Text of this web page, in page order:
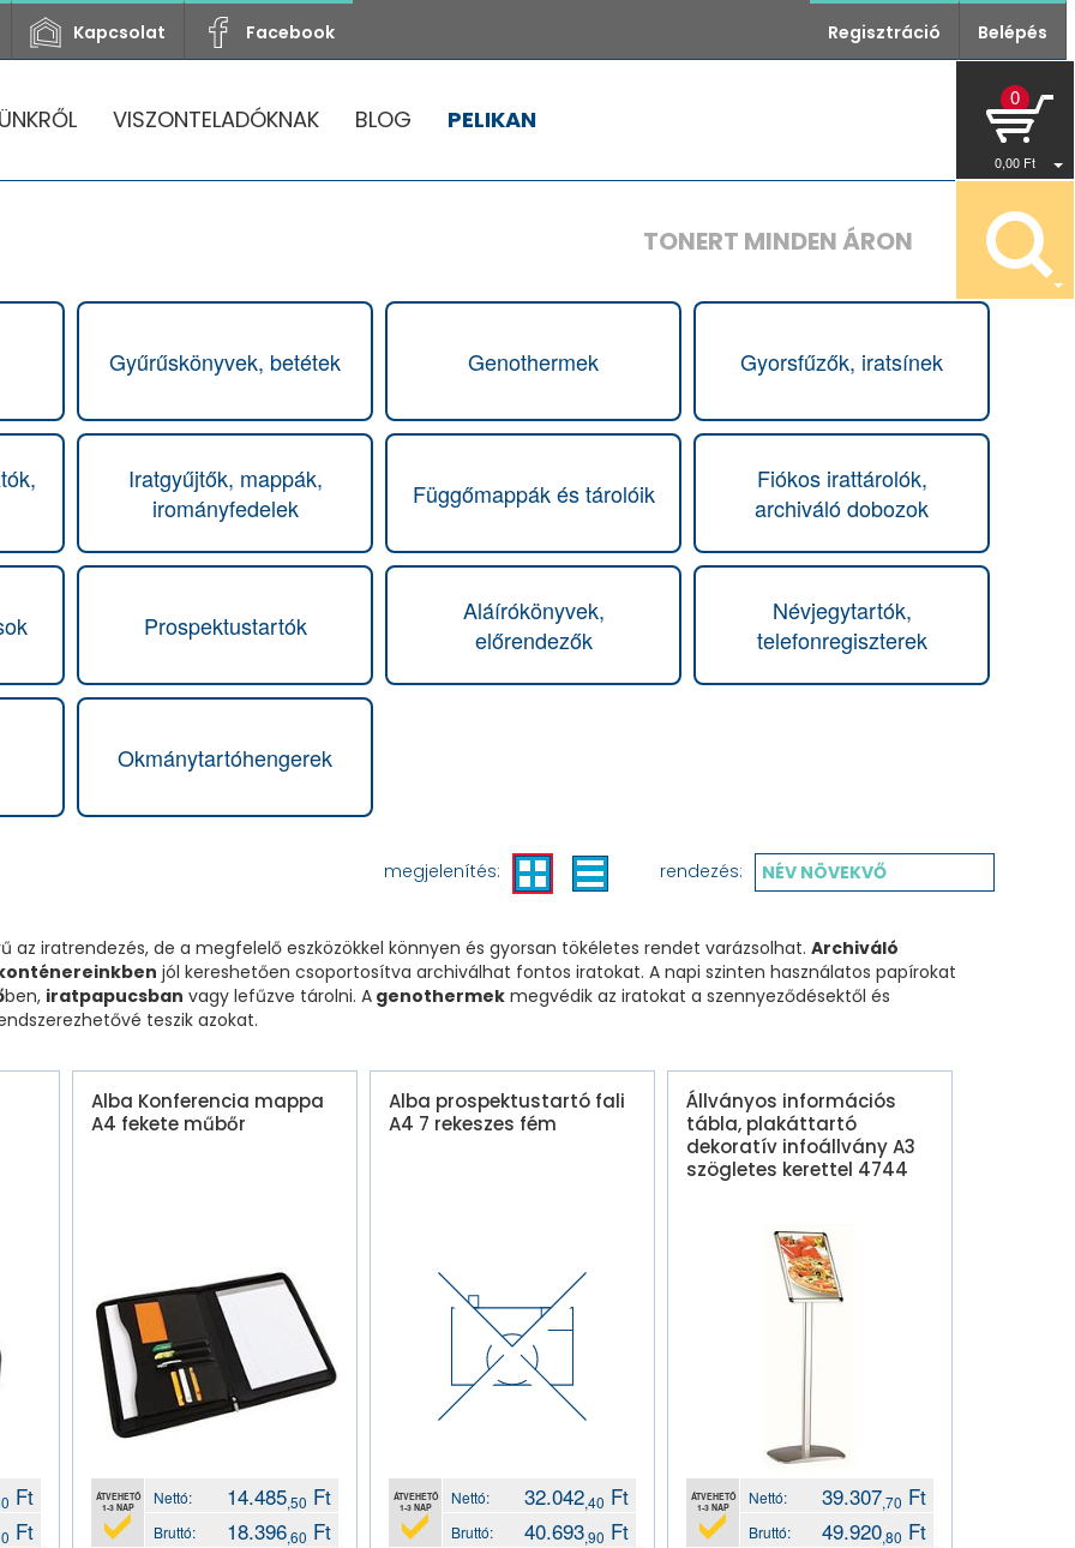
Kapcsolat Facebook Regisztráció Belépés
VISZONTELADÓKNAK BLOG PELIKAN
0
0,00 Ft
TONERT MINDEN ÁRON
Gyűrűskönyvek, betétek Genothermek Gyorsfűzők, iratsínek
Iratgyűjtők, mappák,
irományfedelek
Függőmappák és tárolóik
Fiókos irattárolók,
archiváló dobozok
Prospektustartók
Aláírókönyvek,
előrendezők
Névjegytartók,
telefonregiszterek
Okmánytartóhengerek
rendezés: NÉV NÖVEKVŐ
megjelenítés:
az iratrendezés, de a megfelelő eszközökkel könnyen és gyorsan tökéletes rendet varázsolhat. Archiváló
jól kereshetően csoportosítva archiválhat fontos iratokat. A napi szinten használatos papírokat
ben, iratpapucsban vagy lefűzve tárolni. A genothermek megvédik az iratokat a szennyeződésektől és
teszik azokat.
Ft
Ft
Alba Konferencia mappa
A4 fekete műbőr
ÁTVEHETŐ
1-3 NAP
Nettó: 14.485,50 Ft
Bruttó: 18.396,60 Ft
Alba prospektustartó fali
A4 7 rekeszes fém
ÁTVEHETŐ
1-3 NAP
Nettó: 32.042,40 Ft
Bruttó: 40.693,90 Ft
Állványos információs
tábla, plakáttartó
dekoratív infoállvány A3
szögletes kerettel 4744
ÁTVEHETŐ
1-3 NAP
Nettó: 39.307,70 Ft
Bruttó: 49.920,80 Ft